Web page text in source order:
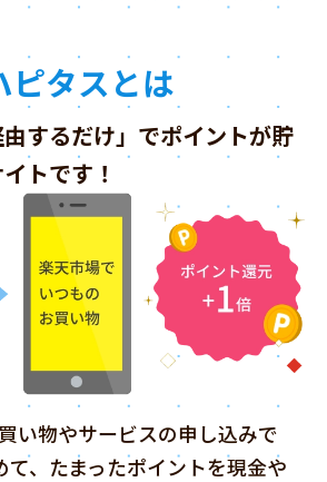
ピタスとは
するだけ」でポイントが貯
トです！
い物やサービスの申し込みで
て、たまったポイントを現金や